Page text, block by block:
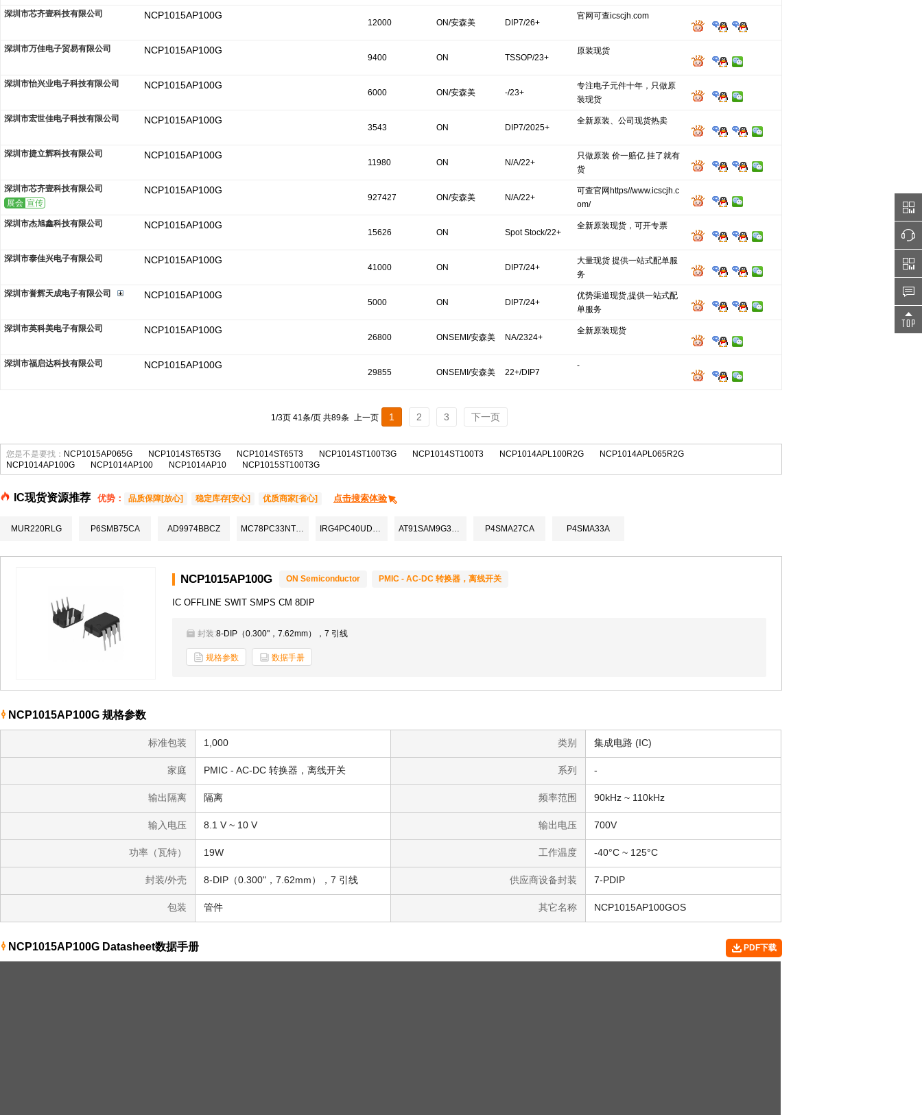
深圳市芯齐壹科技有限公司
NCP1015AP100G
12000 ON/安森美 DIP7/26+
官网可查icscjh.com
深圳市万佳电子贸易有限公司 NCP1015AP100G
9400 ON TSSOP/23+
原装现货
深圳市怡兴业电子科技有限公司 NCP1015AP100G
6000 ON/安森美 -/23+
专注电子元件十年，只做原
装现货
深圳市宏世佳电子科技有限公司
NCP1015AP100G
3543 ON DIP7/2025+
全新原装、公司现货热卖
深圳市捷立辉科技有限公司 NCP1015AP100G
11980 ON N/A/22+
只做原装 价一赔亿 挂了就有
货
深圳市芯齐壹科技有限公司
展会 宣传
NCP1015AP100G
927427 ON/安森美 N/A/22+
可查官网https//www.icscjh.c
om/
深圳市杰旭鑫科技有限公司
NCP1015AP100G
15626 ON Spot Stock/22+
全新原装现货，可开专票
深圳市泰佳兴电子有限公司 NCP1015AP100G
41000 ON DIP7/24+
大量现货 提供一站式配单服
务
深圳市誉辉天成电子有限公司
NCP1015AP100G
5000 ON DIP7/24+
优势渠道现货,提供一站式配
单服务
深圳市英科美电子有限公司
NCP1015AP100G
26800 ONSEMI/安森美 NA/2324+
全新原装现货
深圳市福启达科技有限公司 NCP1015AP100G
29855 ONSEMI/安森美 22+/DIP7
-
1/3页 41条/页 共89条 上一页 1 2 3 下一页
您是不是要找： NCP1015AP065G NCP1014ST65T3G NCP1014ST65T3 NCP1014ST100T3G NCP1014ST100T3 NCP1014APL100R2G
NCP1014APL065R2G
NCP1014AP100G
NCP1014AP100 NCP1014AP10 NCP1015ST100T3G
IC现货资源推荐 优势： 品质保障[放心] 稳定库存[安心] 优质商家[省心] 点击搜索体验
MUR220RLG P6SMB75CA AD9974BBCZ MC78PC33NTRG IRG4PC40UDPBF AT91SAM9G35-CU P4SMA27CA P4SMA33A
NCP1015AP100G ON Semiconductor PMIC - AC-DC 转换器，离线开关
IC OFFLINE SWIT SMPS CM 8DIP
封装:8-DIP（0.300"，7.62mm），7 引线
规格参数 数据手册
NCP1015AP100G 规格参数
标准包装 1,000 类别 集成电路 (IC)
家庭 PMIC - AC-DC 转换器，离线开关 系列 -
输出隔离 隔离 频率范围 90kHz ~ 110kHz
输入电压 8.1 V ~ 10 V 输出电压 700V
功率（瓦特） 19W 工作温度 -40°C ~ 125°C
封装/外壳 8-DIP（0.300"，7.62mm），7 引线 供应商设备封装 7-PDIP
包装 管件 其它名称 NCP1015AP100GOS
NCP1015AP100G Datasheet数据手册 PDF下载